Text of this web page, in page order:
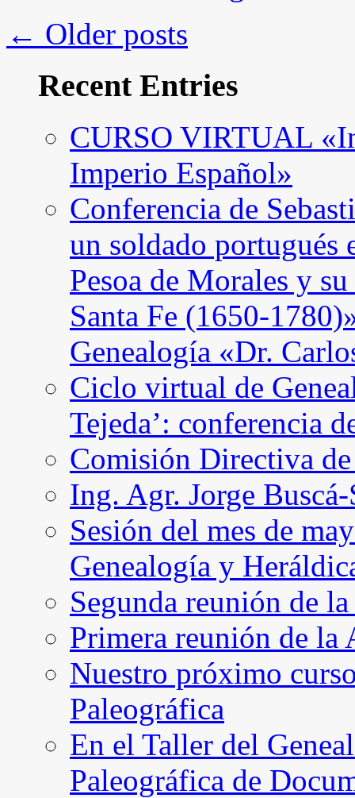
← Older posts
Recent Entries
CURSO VIRTUAL
Imperio Español»
Conferencia de
un soldado portugués
Pesoa de Morales y
Santa Fe (1650-
Genealogía «Dr.
Ciclo virtual de
Tejeda’: conferencia
Comisión Directiva
Ing. Agr. Jorge
Sesión del mes de
Genealogía y
Segunda reunión de
Primera reunión de la
Nuestro próximo
Paleográfica
En el Taller del
Paleográfica de